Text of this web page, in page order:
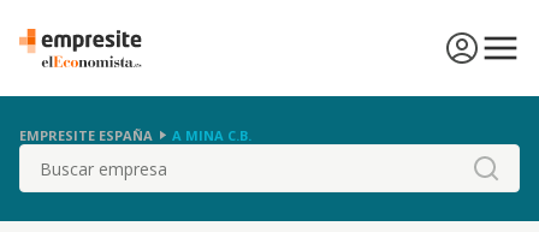
EMPRESITE ESPAÑA A MINA C.B.
Buscar